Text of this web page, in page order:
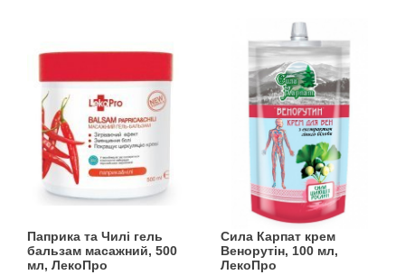
Паприка та Чилі гель
бальзам масажний, 500
мл, ЛекоПро
Сила Карпат крем
Венорутін, 100 мл,
ЛекоПро